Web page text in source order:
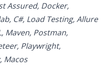
Assured, Docker,
C#, Load Testing, Allure
Maven, Postman,
Playwright,
Macos